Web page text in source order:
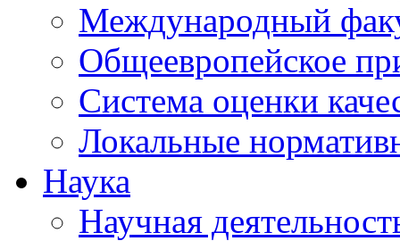
Международный
Общеевропейское
Система оценки
Локальные
Наука
Научная